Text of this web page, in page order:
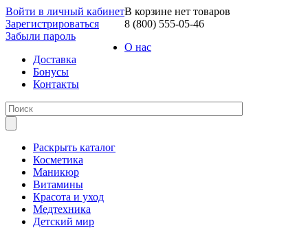
Войти в личный кабинет
Зарегистрироваться
Забыли пароль
В корзине нет товаров
8 (800) 555-05-46
О нас
Доставка
Бонусы
Контакты
Раскрыть каталог
Косметика
Маникюр
Витамины
Красота и уход
Медтехника
Детский мир